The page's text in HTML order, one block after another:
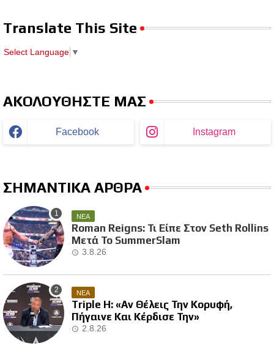
Translate This Site
Select Language ▼
ΑΚΟΛΟΥΘΗΣΤΕ ΜΑΣ
Facebook Instagram
ΣΗΜΑΝΤΙΚΑ ΑΡΘΡΑ
ΝΕΑ
Roman Reigns: Τι Είπε Στον Seth Rollins
Μετά Το SummerSlam
3.8.26
ΝΕΑ
Triple H: «Αν Θέλεις Την Κορυφή,
Πήγαινε Και Κέρδισε Την»
2.8.26